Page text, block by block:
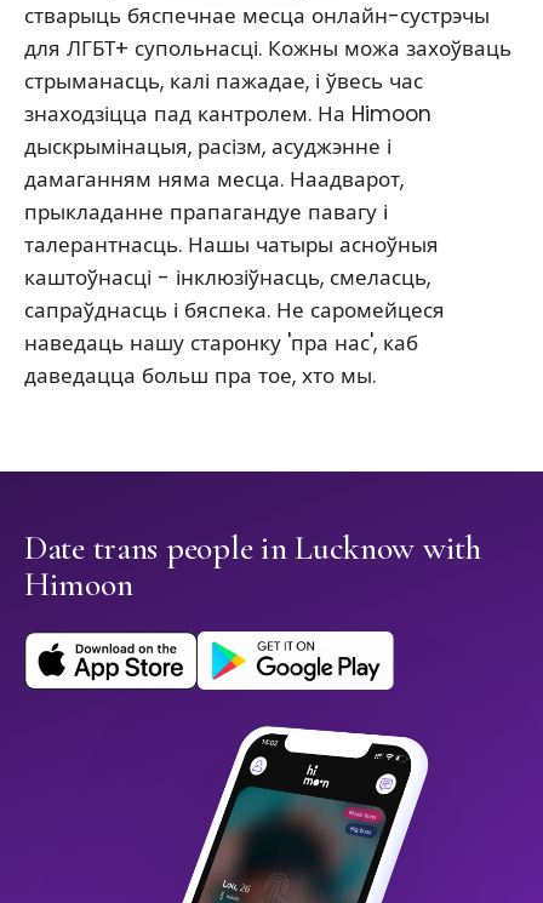
стварыць бяспечнае месца онлайн-сустрэчы
для ЛГБТ+ супольнасці. Кожны можа захоўваць
стрыманасць, калі пажадае, і ўвесь час
знаходзіцца пад кантролем. На Himoon
дыскрымінацыя, расізм, асуджэнне і
дамаганням няма месца. Наадварот,
прыкладанне прапагандуе павагу і
талерантнасць. Нашы чатыры асноўныя
каштоўнасці - інклюзіўнасць, смеласць,
сапраўднасць і бяспека. Не саромейцеся
наведаць нашу старонку 'пра нас', каб
даведацца больш пра тое, хто мы.
Date trans people in Lucknow with
Himoon